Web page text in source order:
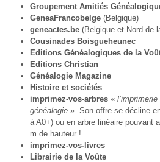
Groupement Amitiés
GeneaFrancobelge (Belgique)
geneactes.be (Belgique et Nord de
Cousinades Boisgueheunec
Editions Généalogiques de la
Editions Christian
Généalogie Magazine
Histoire et sociétés
imprimez-vos-arbres «
généalogie ». Son offre se décline
à A0+) ou en arbre linéaire pouvant
m de hauteur !
imprimez-vos-livres
Librairie de la Voûte